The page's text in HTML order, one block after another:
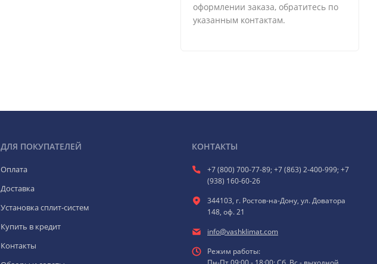
оформлении заказа, обратитесь по
указанным контактам.
ДЛЯ ПОКУПАТЕЛЕЙ
Оплата
Доставка
Установка сплит-систем
Купить в кредит
Контакты
КОНТАКТЫ
+7 (800) 700-77-89; +7 (863) 2-400-999; +7
(938) 160-60-26
344103, г. Ростов-на-Дону, ул. Доватора
148, оф. 21
info@vashklimat.com
Режим работы: